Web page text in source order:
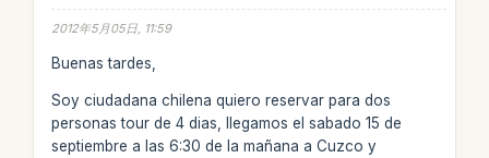
2012年5月05日, 11:59
Buenas tardes,
Soy ciudadana chilena quiero reservar para dos
personas tour de 4 dias, llegamos el sabado 15 de
septiembre a las 6:30 de la mañana a Cuzco y